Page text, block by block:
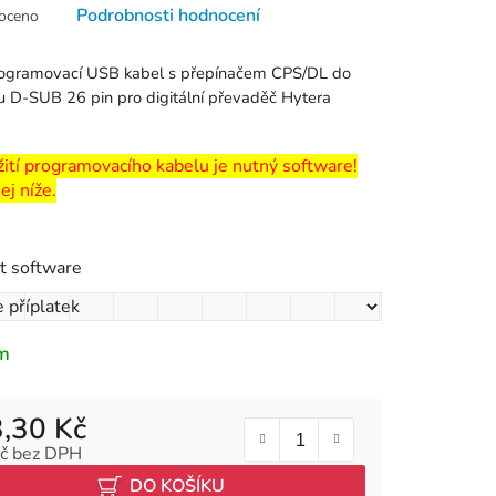
Podrobnosti hodnocení
USB kabel s přepínačem CPS/DL do
D-SUB 26 pin pro digitální převaděč Hytera
programovacího kabelu je nutný software!
níže.
software
Kč
bez DPH
DO KOŠÍKU